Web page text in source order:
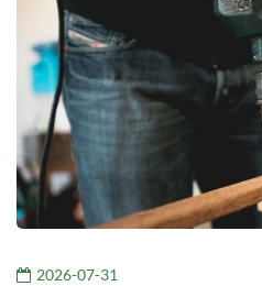
2026-07-31